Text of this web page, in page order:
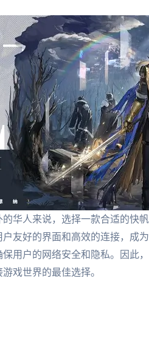
华人来说，选择一款合适的快
友好的界面和高效的连接，成
用户的网络安全和隐私。因此
戏世界的最佳选择。